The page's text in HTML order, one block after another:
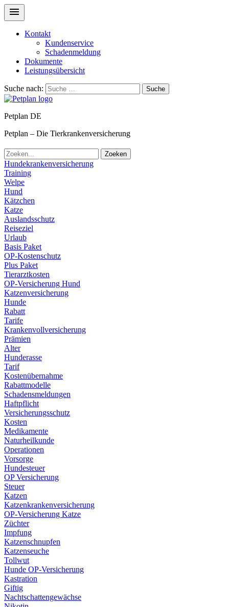
Kontakt
Kundenservice
Schadenmeldung
Dokumente
Leistungsübersicht
Suche nach: Suche
Petplan DE
Petplan – Die Tierkrankenversicherung
Zoeken
Hundekrankenversicherung
Training
Welpe
Hund
Kätzchen
Katze
Auslandsschutz
Reiseziel
Urlaub
Basis Paket
OP-Kostenschutz
Plus Paket
Tierarztkosten
OP-Versicherung Hund
Katzenversicherung
Hunde
Rabatt
Tarife
Krankenvollversicherung
Prämien
Alter
Hunderasse
Tarif
Kostenübernahme
Rabattmodelle
Schadensmeldungen
Haftpflicht
Versicherungsschutz
Kosten
Medikamente
Naturheilkunde
Operationen
Vorsorge
Hundesteuer
OP Versicherung
Steuer
Katzen
Katzenkrankenversicherung
OP-Versicherung Katze
Züchter
Impfung
Katzenschnupfen
Katzenseuche
Tollwut
Hunde OP-Versicherung
Kastration
Giftig
Nachtschattengewächse